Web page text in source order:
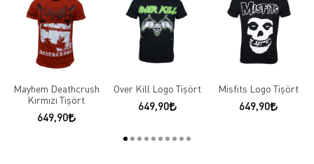
Mayhem Deathcrush
Kırmızı Tişört
649,90
Over Kill Logo Tişört
649,90
Misfits Logo Tişört
649,90